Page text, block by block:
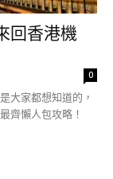
回香港機
0
大家都想知道的，
齊懶人包攻略！